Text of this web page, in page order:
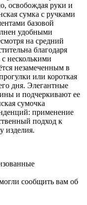
освобождая руки и
сумка с ручками
базовой
удобными
на средний
благодаря
несколькими
незамеченным в
или короткая
дня. Элегантные
и подчеркивают ее
сумочка
применение
подход к
изделия.
сообщить вам об